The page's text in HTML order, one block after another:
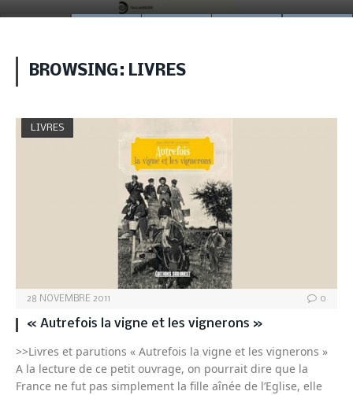
BROWSING: LIVRES
LIVRES
28 NOVEMBRE 2011 0
« Autrefois la vigne et les vignerons »
>>Livres et parutions « Autrefois la vigne et les vignerons »
A la lecture de ce petit ouvrage, on pourrait dire que la
France ne fut pas simplement la fille aînée de l’Eglise, elle